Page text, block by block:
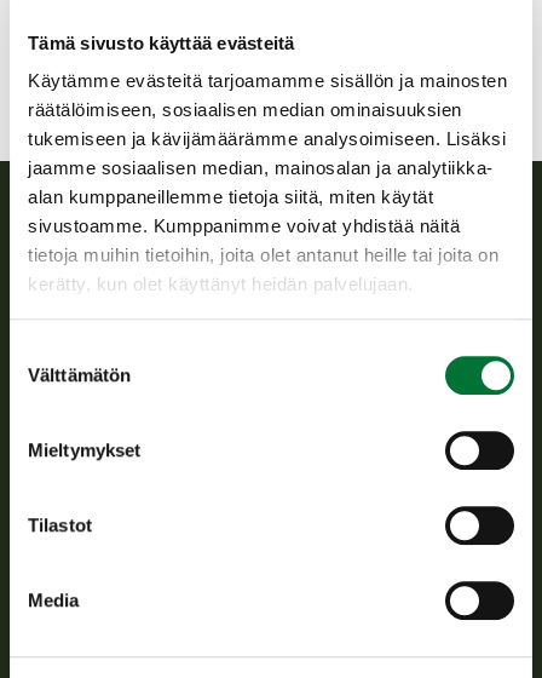
Tämä sivusto käyttää evästeitä
Käytämme evästeitä tarjoamamme sisällön ja mainosten
räätälöimiseen, sosiaalisen median ominaisuuksien
tukemiseen ja kävijämäärämme analysoimiseen. Lisäksi
jaamme sosiaalisen median, mainosalan ja analytiikka-
alan kumppaneillemme tietoja siitä, miten käytät
sivustoamme. Kumppanimme voivat yhdistää näitä
tietoja muihin tietoihin, joita olet antanut heille tai joita on
kerätty, kun olet käyttänyt heidän palvelujaan.
valinta
Välttämätön
Mieltymykset
Tilastot
Media
Suomen riistakeskus
toimeenpanosta sekä vastaa sille säädetyistä julkisista
hallintotehtävistä.
asiakaspalvelu@riista.fi
Usein kysytyt kysymykset